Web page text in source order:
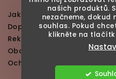
našich produktů.
nezačneme, dokud
souhlas. Pokud
klikněte na
Jak dlouho trvá výroba
Doprava a platby
Reklamace a vrácení zboží
Obchodní podmínky
Ochrana osobních údajů